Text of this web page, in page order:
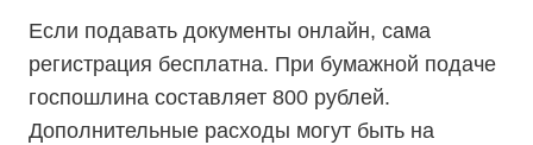
Если подавать документы онлайн, сама
регистрация бесплатна. При бумажной подаче
госпошлина составляет 800 рублей.
Дополнительные расходы могут быть на